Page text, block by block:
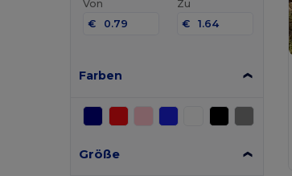
Von
€
Zu
€
Farben
Größe